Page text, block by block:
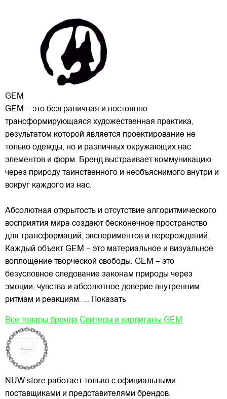
GEM
GEM – это безграничная и постоянно
трансформирующаяся художественная практика,
результатом которой является проектирование не
только одежды, но и различных окружающих нас
элементов и форм. Бренд выстраивает коммуникацию
через природу таинственного и необъяснимого внутри и
вокруг каждого из нас.
Абсолютная открытость и отсутствие алгоритмического
восприятия мира создают бесконечное пространство
для трансформаций, экспериментов и перерождений.
Каждый объект GEM – это материальное и визуальное
воплощение творческой свободы. GEM – это
безусловное следование законам природы через
эмоции, чувства и абсолютное доверие внутренним
ритмам и реакциям. ... Показать
Все товары бренда Свитеры и кардиганы GEM
NUW store работает только с официальными
поставщиками и представителями брендов.